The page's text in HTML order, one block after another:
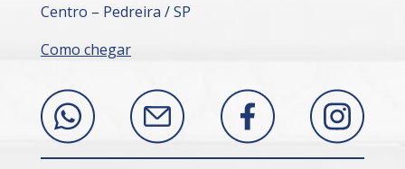
Centro – Pedreira / SP
Como chegar